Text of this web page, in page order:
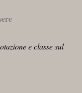
e classe sul